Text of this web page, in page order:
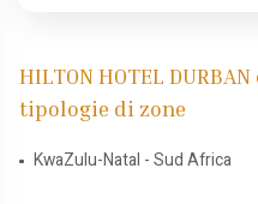
HILTON HOTEL
tipologie di zone
KwaZulu-Natal - Sud Africa